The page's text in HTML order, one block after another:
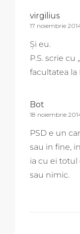
virgilius
17 noiembrie
Şi eu.
P.S. scrie cu
facultatea la
Bot
18 noiembrie
PSD e un
sau in fine,
ia cu ei
sau nimic.